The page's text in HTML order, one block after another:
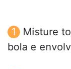
Misture
bola e